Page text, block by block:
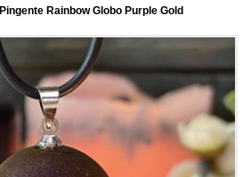
Pingente Rainbow Globo Purple Gold